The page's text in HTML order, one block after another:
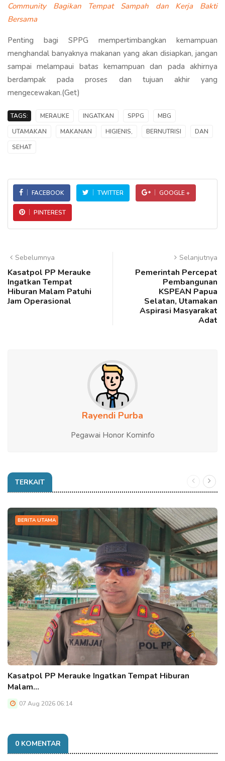
Community Bagikan Tempat Sampah dan Kerja Bakti
Bersama
Penting bagi SPPG mempertimbangkan kemampuan
menghandal banyaknya makanan yang akan disiapkan, jangan
sampai melampaui batas kemampuan dan pada akhirnya
berdampak pada proses dan tujuan akhir yang
mengecewakan.(Get)
TAGS: MERAUKE INGATKAN SPPG
MBG
UTAMAKAN
MAKANAN HIGIENIS, BERNUTRISI
DAN
SEHAT
FACEBOOK TWITTER GOOGLE +
PINTEREST
Sebelumnya
Kasatpol PP Merauke
Ingatkan Tempat
Hiburan Malam Patuhi
Jam Operasional
Selanjutnya
Pemerintah Percepat
Pembangunan
KSPEAN Papua
Selatan, Utamakan
Aspirasi Masyarakat
Adat
Rayendi Purba
Pegawai Honor Kominfo
TERKAIT
BERITA UTAMA
Kasatpol PP Merauke Ingatkan Tempat Hiburan
Malam…
07 Aug 2026 06:14
0 KOMENTAR